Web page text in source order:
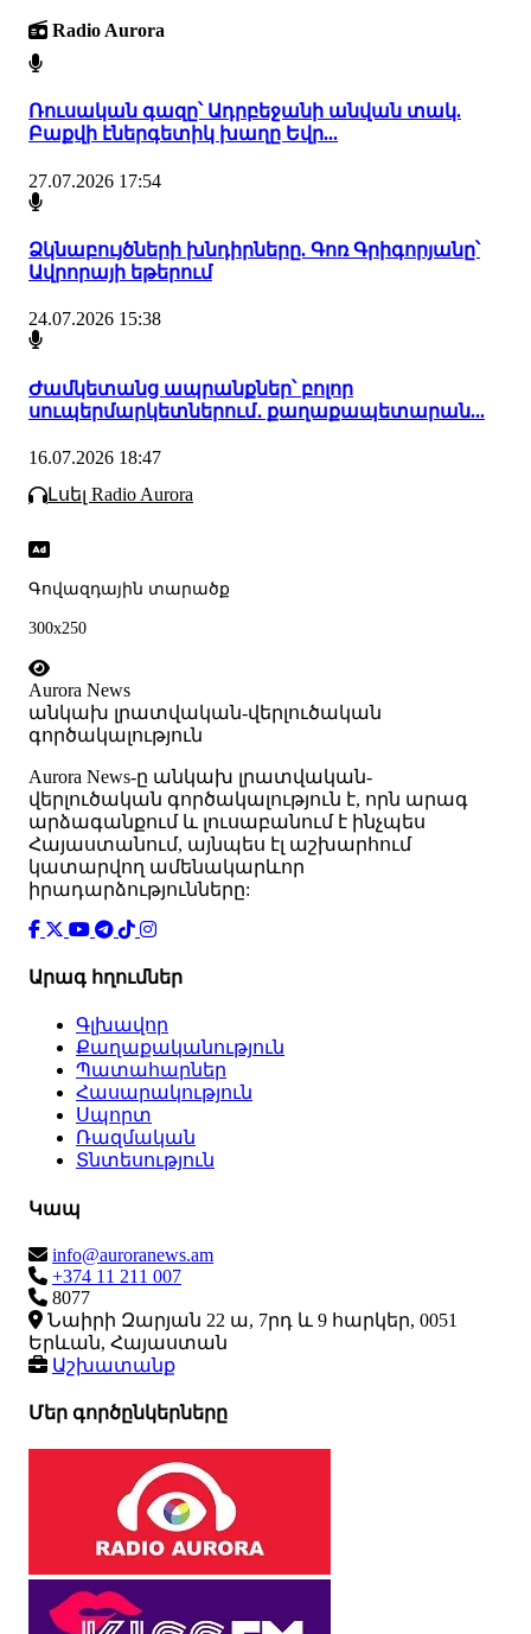
Radio Aurora
Ռուսական գազը՝ Ադրբեջանի անվան տակ.
Բաքվի էներգետիկ խաղը Եվր...
27.07.2026 17:54
Ձկնաբույծների խնդիրները. Գոռ Գրիգորյանը՝
Ավրորայի եթերում
24.07.2026 15:38
Ժամկետանց ապրանքներ՝ բոլոր
սուպերմարկետներում․ քաղաքապետարան...
16.07.2026 18:47
Լսել Radio Aurora
Գովազդային տարածք
300x250
Aurora News
անկախ լրատվական-վերլուծական
գործակալություն
Аurora News-ը անկախ լրատվական-
վերլուծական գործակալություն է, որն արագ
արձագանքում և լուսաբանում է ինչպես
Հայաստանում, այնպես էլ աշխարհում
կատարվող ամենակարևոր
իրադարձությունները:
Արագ հղումներ
Գլխավոր
Քաղաքականություն
Պատահարներ
Հասարակություն
Սպորտ
Ռազմական
Տնտեսություն
Կապ
info@auroranews.am
+374 11 211 007
8077
Նաիրի Զարյան 22 ա, 7րդ և 9 հարկեր, 0051
Երևան, Հայաստան
Աշխատանք
Մեր գործընկերները